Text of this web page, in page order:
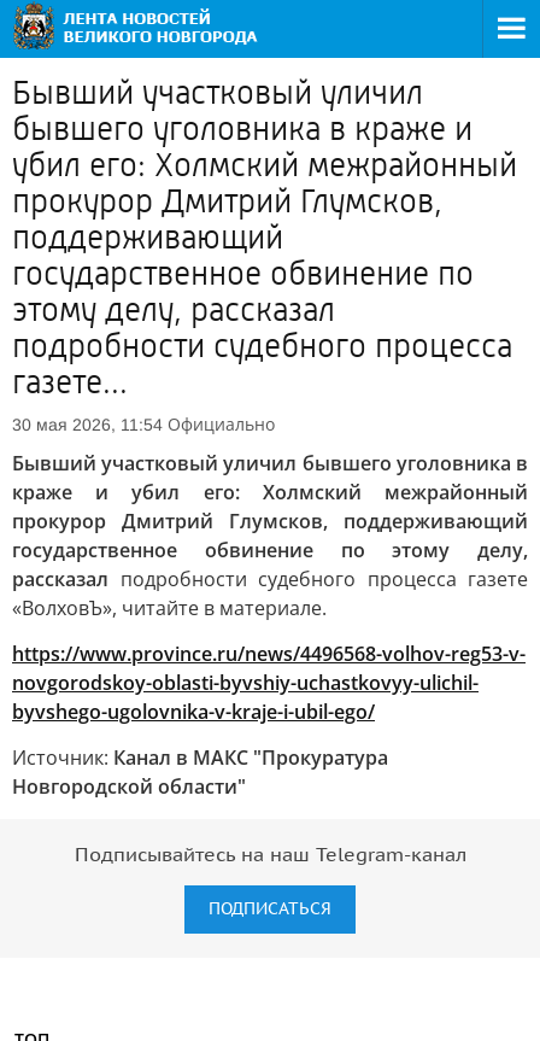
Бывший участковый уличил
бывшего уголовника в краже и
убил его: Холмский межрайонный
прокурор Дмитрий Глумсков,
поддерживающий
государственное обвинение по
этому делу, рассказал
подробности судебного процесса
газете...
30 мая 2026, 11:54 Официально
Бывший участковый уличил бывшего уголовника в
краже и убил его: Холмский межрайонный
прокурор Дмитрий Глумсков, поддерживающий
государственное обвинение по этому делу,
рассказал подробности судебного процесса газете
«ВолховЪ», читайте в материале.
https://www.province.ru/news/4496568-volhov-reg53-v-
novgorodskoy-oblasti-byvshiy-uchastkovyy-ulichil-
byvshego-ugolovnika-v-kraje-i-ubil-ego/
Источник: Канал в МАКС "Прокуратура
Новгородской области"
Подписывайтесь на наш Telegram-канал
ПОДПИСАТЬСЯ